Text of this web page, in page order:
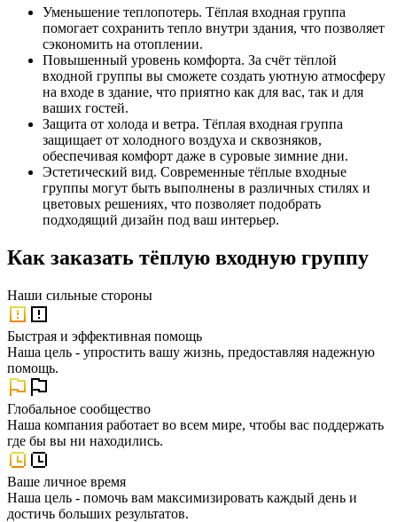
Уменьшение теплопотерь. Тёплая входная группа
помогает сохранить тепло внутри здания, что позволяет
сэкономить на отоплении.
Повышенный уровень комфорта. За счёт тёплой
входной группы вы сможете создать уютную атмосферу
на входе в здание, что приятно как для вас, так и для
ваших гостей.
Защита от холода и ветра. Тёплая входная группа
защищает от холодного воздуха и сквозняков,
обеспечивая комфорт даже в суровые зимние дни.
Эстетический вид. Современные тёплые входные
группы могут быть выполнены в различных стилях и
цветовых решениях, что позволяет подобрать
подходящий дизайн под ваш интерьер.
Как заказать тёплую входную группу
Наши сильные стороны
Быстрая и эффективная помощь
Наша цель - упростить вашу жизнь, предоставляя надежную
помощь.
Глобальное сообщество
Наша компания работает во всем мире, чтобы вас поддержать
где бы вы ни находились.
Ваше личное время
Наша цель - помочь вам максимизировать каждый день и
достичь больших результатов.